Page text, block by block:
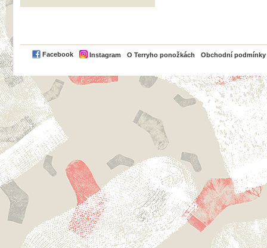
Facebook Instagram O Terryho ponožkách Obchodní podmínky
PayPal